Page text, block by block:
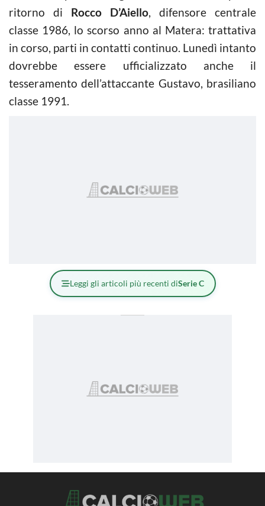
ritorno di Rocco D’Aiello, difensore centrale
classe 1986, lo scorso anno al Matera: trattativa
in corso, parti in contatti continuo. Lunedì intanto
dovrebbe essere ufficializzato anche il
tesseramento dell’attaccante Gustavo, brasiliano
classe 1991.
Leggi gli articoli più recenti diSerie C